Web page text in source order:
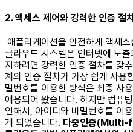
2. 액세스 제어와 강력한 인증 절
애플리케이션을 안전하게 액세
클라우드 시스템은 인터넷에 노
지하려면 강력한 인증 절차를 갖
계의 인증 절차가 가장 쉽게 사용
밀번호를 이용한 방식은 최종 사
애용되어 왔습니다. 하지만 컴퓨
인해서, 아이디와 비밀번호를 이
게 되었습니다. 다중인증